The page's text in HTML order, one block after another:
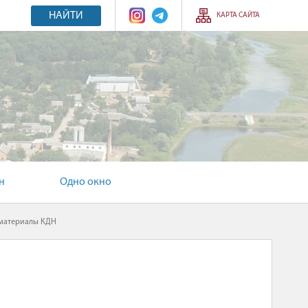
НАЙТИ КАРТА САЙТА
Одно окно
КДН